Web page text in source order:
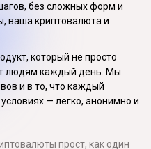
без сложных форм и
ваша криптовалюта и
который не просто
людям каждый день. Мы
и в то, что каждый
— легко, анонимно и
прост, как один